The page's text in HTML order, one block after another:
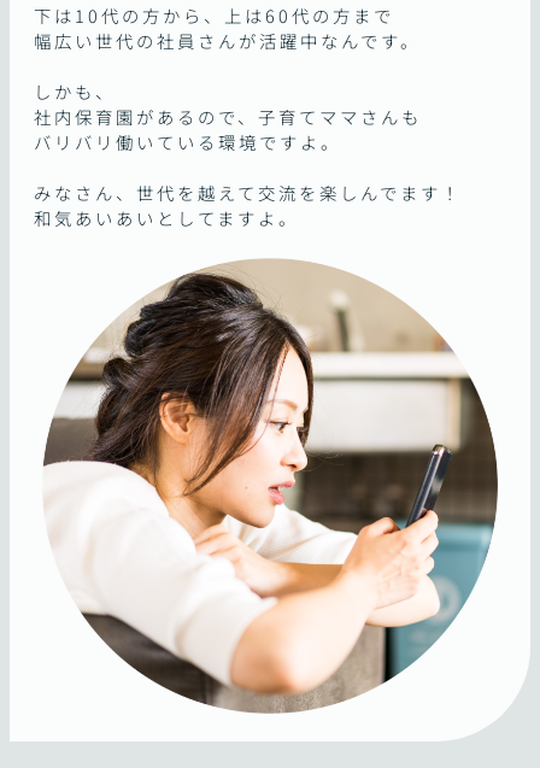
下は10代の方から、上は60代の方まで
幅広い世代の社員さんが活躍中なんです。
しかも、
社内保育園があるので、子育てママさんも
バリバリ働いている環境ですよ。
みなさん、世代を越えて交流を楽しんでます！
和気あいあいとしてますよ。